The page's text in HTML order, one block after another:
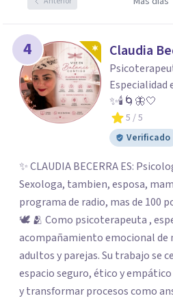
4 Claudia
Especialidad
✨🕯️🌀🦋🤍
5 / 5
Verificado
✨ CLAUDIA BECERRA ES: Psicologa, Psicoterapeuta y
Sexologa, tambien, esposa, mamá, maestra, tiene un
programa de radio, mas de 100
🕊️ 🫂 Como psicoterapeuta ,
acompañamiento emocional de
adultos y parejas. Su trabajo se
espacio seguro, ético y
y transformar procesos como